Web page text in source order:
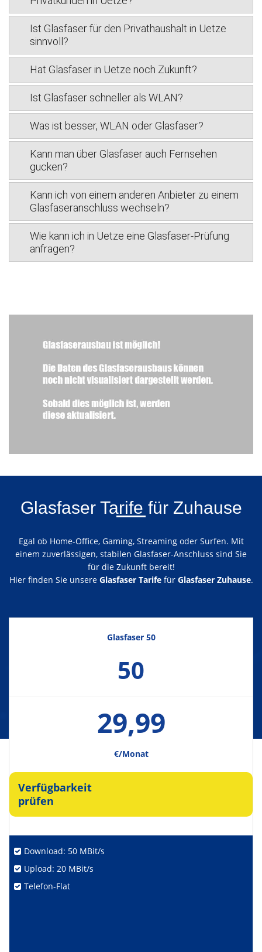
Ist Glasfaser für den Privathaushalt in Uetze
sinnvoll?
Hat Glasfaser in Uetze noch Zukunft?
Ist Glasfaser schneller als WLAN?
Was ist besser, WLAN oder Glasfaser?
Kann man über Glasfaser auch Fernsehen
gucken?
Kann ich von einem anderen Anbieter zu einem
Glasfaseranschluss wechseln?
Wie kann ich in Uetze eine Glasfaser-Prüfung
anfragen?
Glasfaser Tarife für Zuhause
Egal ob Home-Office, Gaming, Streaming oder Surfen. Mit
einem zuverlässigen, stabilen Glasfaser-Anschluss sind Sie
für die Zukunft bereit!
Hier finden Sie unsere Glasfaser Tarifefür Glasfaser Zuhause.
Glasfaser 50
50
29,99
€/Monat
Verfügbarkeit
prüfen
Download: 50 MBit/s
Upload: 20 MBit/s
Telefon-Flat